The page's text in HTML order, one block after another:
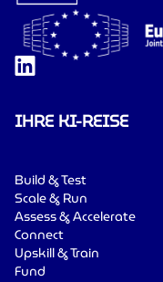
IHRE KI-REISE
Build & Test
Scale & Run
Assess & Accelerate
Connect
Upskill & Train
Fund